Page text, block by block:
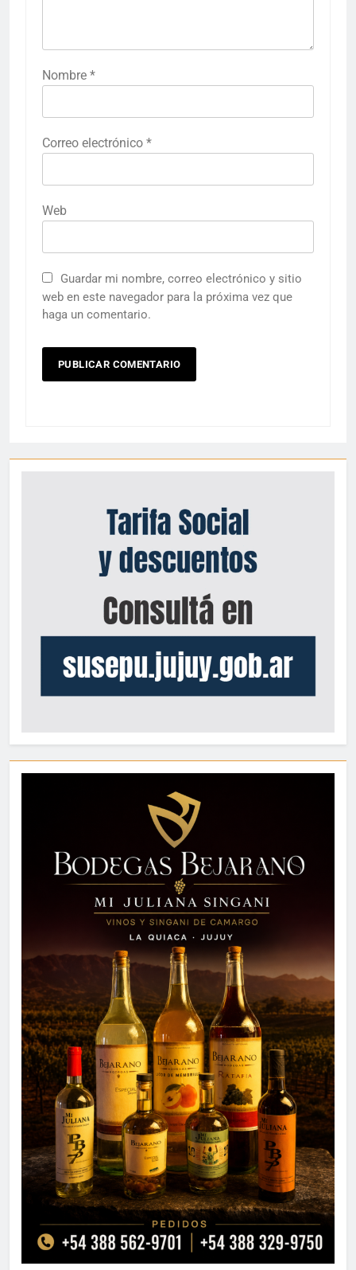
Nombre *
Correo electrónico *
Web
Guardar mi nombre, correo electrónico y sitio
web en este navegador para la próxima vez que
haga un comentario.